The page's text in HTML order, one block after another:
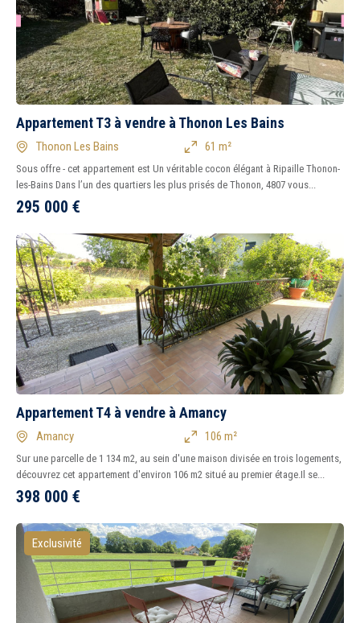
Appartement T3 à vendre à Thonon Les Bains
Thonon Les Bains 61 m²
Sous offre - cet appartement est Un véritable cocon élégant à Ripaille Thonon-
les-Bains Dans l’un des quartiers les plus prisés de Thonon, 4807 vous...
295 000 €
Appartement T4 à vendre à Amancy
Amancy 106 m²
Sur une parcelle de 1 134 m2, au sein d'une maison divisée en trois logements,
découvrez cet appartement d'environ 106 m2 situé au premier étage.Il se...
398 000 €
Exclusivité